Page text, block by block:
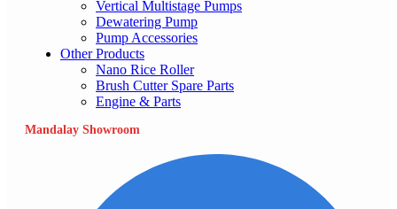
Vertical Multistage Pumps
Dewatering Pump
Pump Accessories
Other Products
Nano Rice Roller
Brush Cutter Spare Parts
Engine & Parts
Mandalay Showroom